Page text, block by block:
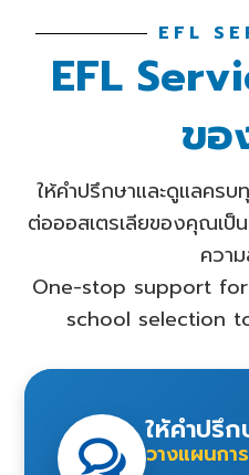
EFL
EFL
ขอ
ให้คำปรึกษาและดูแลคร
ต่อออสเตรเลียของคุณเป็
ความ
One-stop support
school selection
ให้คำปรึก
วางแผนกา